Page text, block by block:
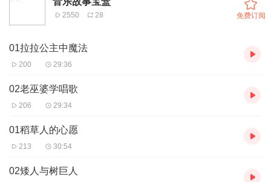
2550 28 免费订阅
01拉拉公主中魔法
200 29:36
02老巫婆学唱歌
206 29:34
01稻草人的心愿
213 30:54
02矮人与树巨人